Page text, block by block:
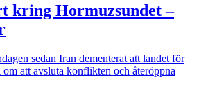
kring Hormuzsundet –
sedan Iran dementerat att landet för
att avsluta konflikten och återöppna